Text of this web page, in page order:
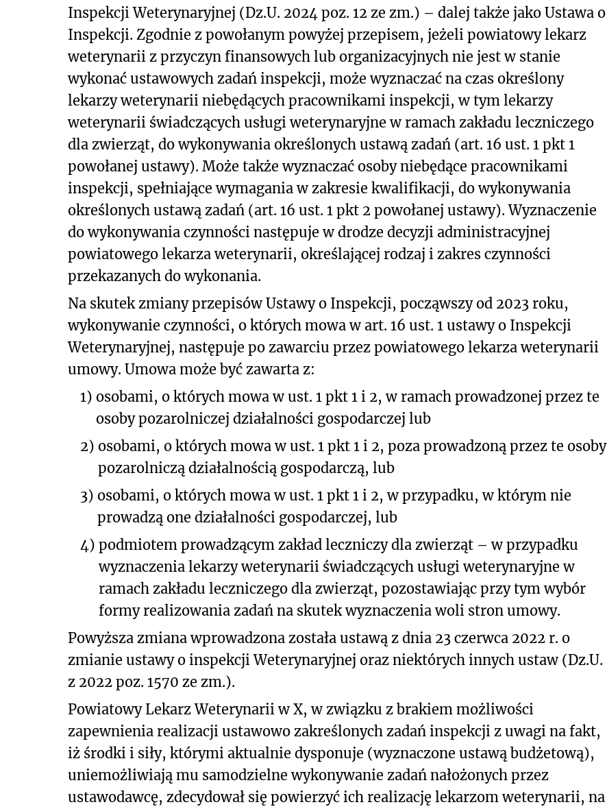
Inspekcji Weterynaryjnej (Dz.U. 2024 poz. 12 ze zm.) – dalej także jako Ustawa o
Inspekcji. Zgodnie z powołanym powyżej przepisem, jeżeli powiatowy lekarz
weterynarii z przyczyn finansowych lub organizacyjnych nie jest w stanie
wykonać ustawowych zadań inspekcji, może wyznaczać na czas określony
lekarzy weterynarii niebędących pracownikami inspekcji, w tym lekarzy
weterynarii świadczących usługi weterynaryjne w ramach zakładu leczniczego
dla zwierząt, do wykonywania określonych ustawą zadań (art. 16 ust. 1 pkt 1
powołanej ustawy). Może także wyznaczać osoby niebędące pracownikami
inspekcji, spełniające wymagania w zakresie kwalifikacji, do wykonywania
określonych ustawą zadań (art. 16 ust. 1 pkt 2 powołanej ustawy). Wyznaczenie
do wykonywania czynności następuje w drodze decyzji administracyjnej
powiatowego lekarza weterynarii, określającej rodzaj i zakres czynności
przekazanych do wykonania.
Na skutek zmiany przepisów Ustawy o Inspekcji, począwszy od 2023 roku,
wykonywanie czynności, o których mowa w art. 16 ust. 1 ustawy o Inspekcji
Weterynaryjnej, następuje po zawarciu przez powiatowego lekarza weterynarii
umowy. Umowa może być zawarta z:
1) osobami, o których mowa w ust. 1 pkt 1 i 2, w ramach prowadzonej przez te
osoby pozarolniczej działalności gospodarczej lub
2) osobami, o których mowa w ust. 1 pkt 1 i 2, poza prowadzoną przez te osoby
pozarolniczą działalnością gospodarczą, lub
3) osobami, o których mowa w ust. 1 pkt 1 i 2, w przypadku, w którym nie
prowadzą one działalności gospodarczej, lub
4) podmiotem prowadzącym zakład leczniczy dla zwierząt – w przypadku
wyznaczenia lekarzy weterynarii świadczących usługi weterynaryjne w
ramach zakładu leczniczego dla zwierząt, pozostawiając przy tym wybór
formy realizowania zadań na skutek wyznaczenia woli stron umowy.
Powyższa zmiana wprowadzona została ustawą z dnia 23 czerwca 2022 r. o
zmianie ustawy o inspekcji Weterynaryjnej oraz niektórych innych ustaw (Dz.U.
z 2022 poz. 1570 ze zm.).
Powiatowy Lekarz Weterynarii w X, w związku z brakiem możliwości
zapewnienia realizacji ustawowo zakreślonych zadań inspekcji z uwagi na fakt,
iż środki i siły, którymi aktualnie dysponuje (wyznaczone ustawą budżetową),
uniemożliwiają mu samodzielne wykonywanie zadań nałożonych przez
ustawodawcę, zdecydował się powierzyć ich realizację lekarzom weterynarii, na